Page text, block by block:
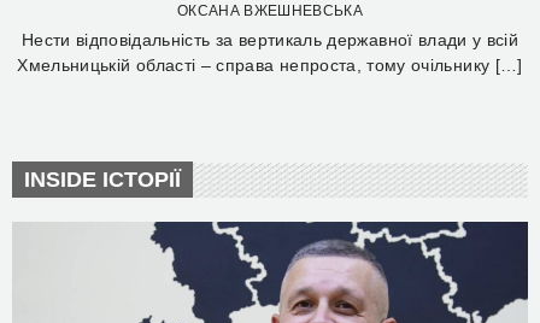
ОКСАНА ВЖЕШНЕВСЬКА
Нести відповідальність за вертикаль державної влади у всій
Хмельницькій області – справа непроста, тому очільнику […]
INSIDE ІСТОРІЇ